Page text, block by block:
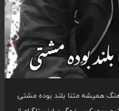
همیشه متنا بلند بوده مشتی